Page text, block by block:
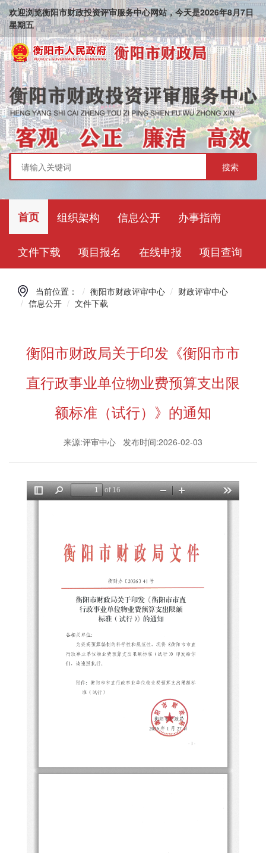
欢迎浏览衡阳市财政投资评审服务中心网站，今天是2026年8月7日
星期五
首页 组织架构 信息公开 办事指南
文件下载 项目报名 在线申报 项目查询
当前位置： 衡阳市财政评审中心
财政评审中心
信息公开
文件下载
衡阳市财政局关于印发《衡阳市市
直行政事业单位物业费预算支出限
额标准（试行）》的通知
来源:评审中心 发布时间:2026-02-03